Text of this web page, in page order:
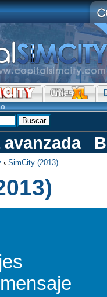
‹ SimCity (2013)